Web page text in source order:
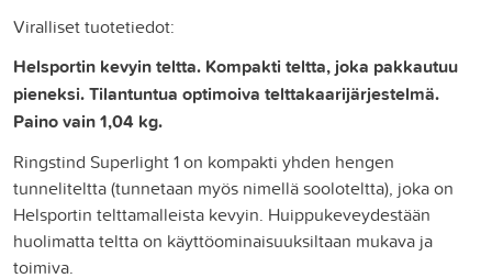
Viralliset tuotetiedot:
Helsportin kevyin teltta. Kompakti teltta, joka pakkautuu
pieneksi. Tilantuntua optimoiva telttakaarijärjestelmä.
Paino vain 1,04 kg.
Ringstind Superlight 1 on kompakti yhden hengen
tunneliteltta (tunnetaan myös nimellä sooloteltta), joka on
Helsportin telttamalleista kevyin. Huippukeveydestään
huolimatta teltta on käyttöominaisuuksiltaan mukava ja
toimiva.